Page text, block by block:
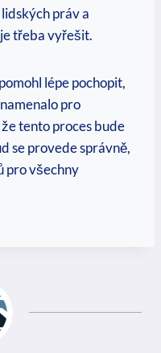
práv a
třeba vyřešit.
lépe pochopit,
pro
tento proces bude
se provede správně,
pro všechny